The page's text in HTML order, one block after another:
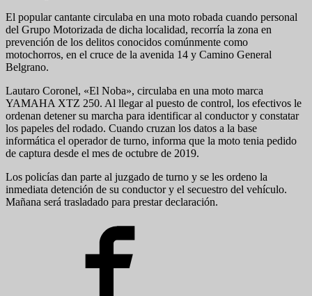
El popular cantante circulaba en una moto robada cuando personal
del Grupo Motorizada de dicha localidad, recorría la zona en
prevención de los delitos conocidos comúnmente como
motochorros, en el cruce de la avenida 14 y Camino General
Belgrano.
Lautaro Coronel, «El Noba», circulaba en una moto marca
YAMAHA XTZ 250. Al llegar al puesto de control, los efectivos le
ordenan detener su marcha para identificar al conductor y constatar
los papeles del rodado. Cuando cruzan los datos a la base
informática el operador de turno, informa que la moto tenia pedido
de captura desde el mes de octubre de 2019.
Los policías dan parte al juzgado de turno y se les ordeno la
inmediata detención de su conductor y el secuestro del vehículo.
Mañana será trasladado para prestar declaración.